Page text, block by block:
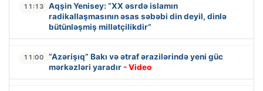
11:13
Aqşin Yenisey: “XX əsrdə islamın
radikallaşmasının əsas səbəbi din deyil, dinlə
bütünləşmiş millətçilikdir”
11:00
“Azərişıq” Bakı və ətraf ərazilərində yeni güc
mərkəzləri yaradır - Video